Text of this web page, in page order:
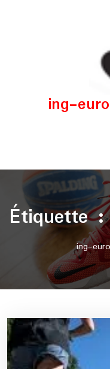
ing-
Étiquette
ing-